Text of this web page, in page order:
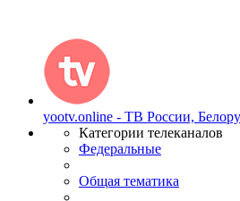
yootv.online - ТВ России,
Категории телеканалов
Федеральные
Общая тематика